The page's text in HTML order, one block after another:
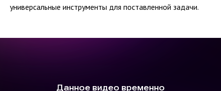
универсальные инструменты для поставленной задачи.